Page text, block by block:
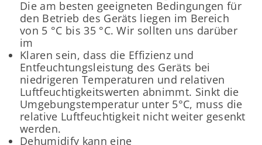
Die am besten geeigneten Bedingungen für
den Betrieb des Geräts liegen im Bereich
von 5 °C bis 35 °C. Wir sollten uns darüber
im
Klaren sein, dass die Effizienz und
Entfeuchtungsleistung des Geräts bei
niedrigeren Temperaturen und relativen
Luftfeuchtigkeitswerten abnimmt. Sinkt die
Umgebungstemperatur unter 5°C, muss die
relative Luftfeuchtigkeit nicht weiter gesenkt
werden.
Dehumidify kann eine